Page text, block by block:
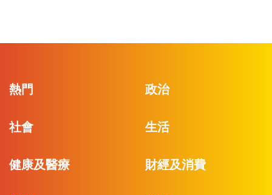
熱門 政治
社會 生活
健康及醫療 財經及消費